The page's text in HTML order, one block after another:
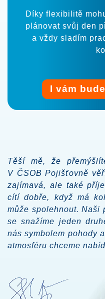
Díky flexibilitě
plánovat svůj den
a vždy sladím
I vám
Těší mě, že
V ČSOB Pojišťovně
zajímavá, ale také
cítí dobře, když má
může spolehnout. Naši
se snažíme jeden
nás symbolem pohody
atmosféru chceme